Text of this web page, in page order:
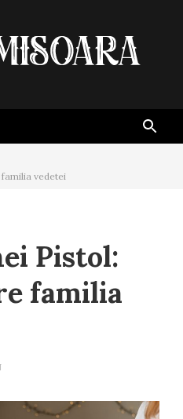
vedetei
Pistol:
familia